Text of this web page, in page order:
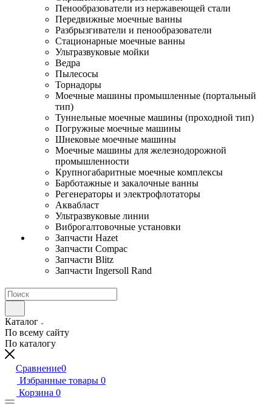
Пенообразователи из нержавеющей стали
Передвижные моечные ванны
Разбрызгиватели и пенообразователи
Стационарные моечные ванны
Ультразвуковые мойки
Ведра
Пылесосы
Торнадоры
Моечные машины промышленные (портальный
тип)
Туннельные моечные машины (проходной тип)
Погружные моечные машины
Шнековые моечные машины
Моечные машины для железнодорожной
промышленности
Крупногабаритные моечные комплексы
Барботажные и закалочные ванны
Регенераторы и электрофлотаторы
Аквабласт
Ультразвуковые линии
Виброгалтовочные установки
Запчасти Hazet
Запчасти Compac
Запчасти Blitz
Запчасти Ingersoll Rand
Каталог
По всему сайту
По каталогу
Сравнение0
Избранные товары 0
Корзина 0